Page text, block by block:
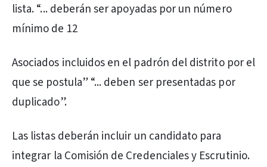
lista. “... deberán ser apoyadas por un número
mínimo de 12
Asociados incluidos en el padrón del distrito por el
que se postula” “... deben ser presentadas por
duplicado”.
Las listas deberán incluir un candidato para
integrar la Comisión de Credenciales y Escrutinio.